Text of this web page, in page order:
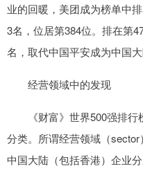
业的回暖，美团成为榜单中
3名，位居第384位。排在第
名，取代中国平安成为中国大
经营领域中的发现
《财富》世界500强排行
分类。所谓经营领域（
中国大陆（包括香港）企业